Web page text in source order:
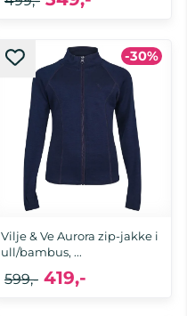
-30%
Vilje & Ve Aurora zip-jakke i
ull/bambus, ...
419,-
599,-